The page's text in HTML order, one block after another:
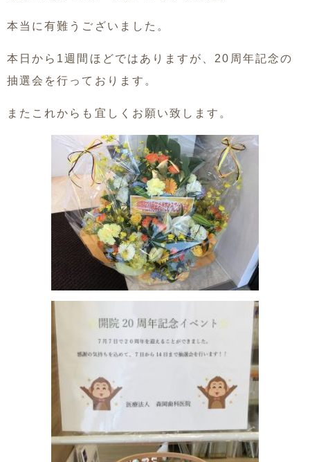
本当に有難うございました。
本日から1週間ほどではありますが、20周年記念の
抽選会を行っております。
またこれからも宜しくお願い致します。